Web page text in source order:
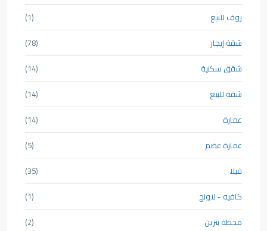
روف للبيع
(1)
شقة إيجار
(78)
شقق سكنية
(14)
شقه للبيع
(14)
عمارة
(14)
عمارة عضم
(5)
فيلا
(35)
كافيه - لاونج
(1)
محطة بنزين
(2)